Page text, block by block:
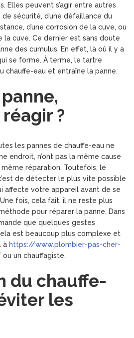
Elles peuvent s’agir entre autres
sécurité, d’une défaillance du
d’une corrosion de la cuve, ou
la cuve. Ce dernier est sans doute
des cumulus. En effet, là où il y a
se forme. À terme, le tartre
chauffe-eau et entraîne la panne.
?
les pannes de chauffe-eau ne
endroit, n’ont pas la même cause
réparation. Toutefois, le
de détecter le plus vite possible
affecte votre appareil avant de se
fois, cela fait, il ne reste plus
pour réparer la panne. Dans
que quelques gestes
est beaucoup plus complexe et
à https://www.plombier-pas-cher-
ou un chauffagiste.
du chauffe-
les